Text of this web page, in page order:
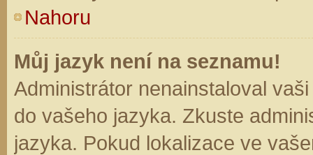
Nahoru
Můj jazyk není na seznamu!
Administrátor nenainstaloval
do vašeho jazyka. Zkuste
jazyka. Pokud lokalizace ve